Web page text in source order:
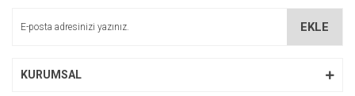
EKLE
KURUMSAL